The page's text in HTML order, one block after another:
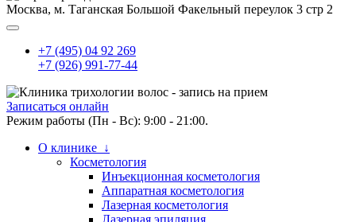
Москва, м. Таганская Большой Факельный переулок 3 стр 2
+7 (495) 04 92 269
+7 (926) 991-77-44
Записаться онлайн
Режим работы (Пн - Вс): 9:00 - 21:00.
О клинике ↓
Косметология
Инъекционная косметология
Аппаратная косметология
Лазерная косметология
Лазерная эпиляция